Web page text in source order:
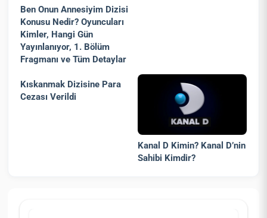
Ben Onun Annesiyim Dizisi
Konusu Nedir? Oyuncuları
Kimler, Hangi Gün
Yayınlanıyor, 1. Bölüm
Fragmanı ve Tüm Detaylar
Kıskanmak Dizisine Para
Cezası Verildi
Kanal D Kimin? Kanal D’nin
Sahibi Kimdir?